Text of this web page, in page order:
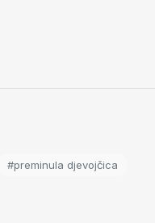
#preminula djevojčica